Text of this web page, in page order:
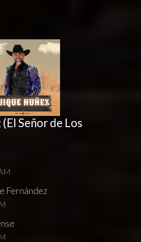
Señor de Los
Fernández